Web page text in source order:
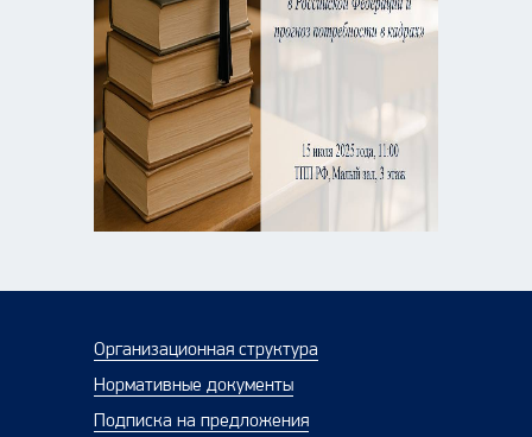
Организационная структура
Нормативные документы
Подписка на предложения